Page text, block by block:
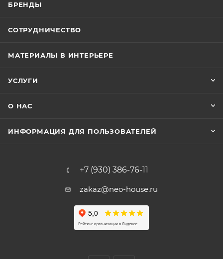
БРЕНДЫ
СОТРУДНИЧЕСТВО
МАТЕРИАЛЫ В ИНТЕРЬЕРЕ
УСЛУГИ
О НАС
ИНФОРМАЦИЯ ДЛЯ ПОЛЬЗОВАТЕЛЕЙ
+7 (930) 386-76-11
zakaz@neo-house.ru